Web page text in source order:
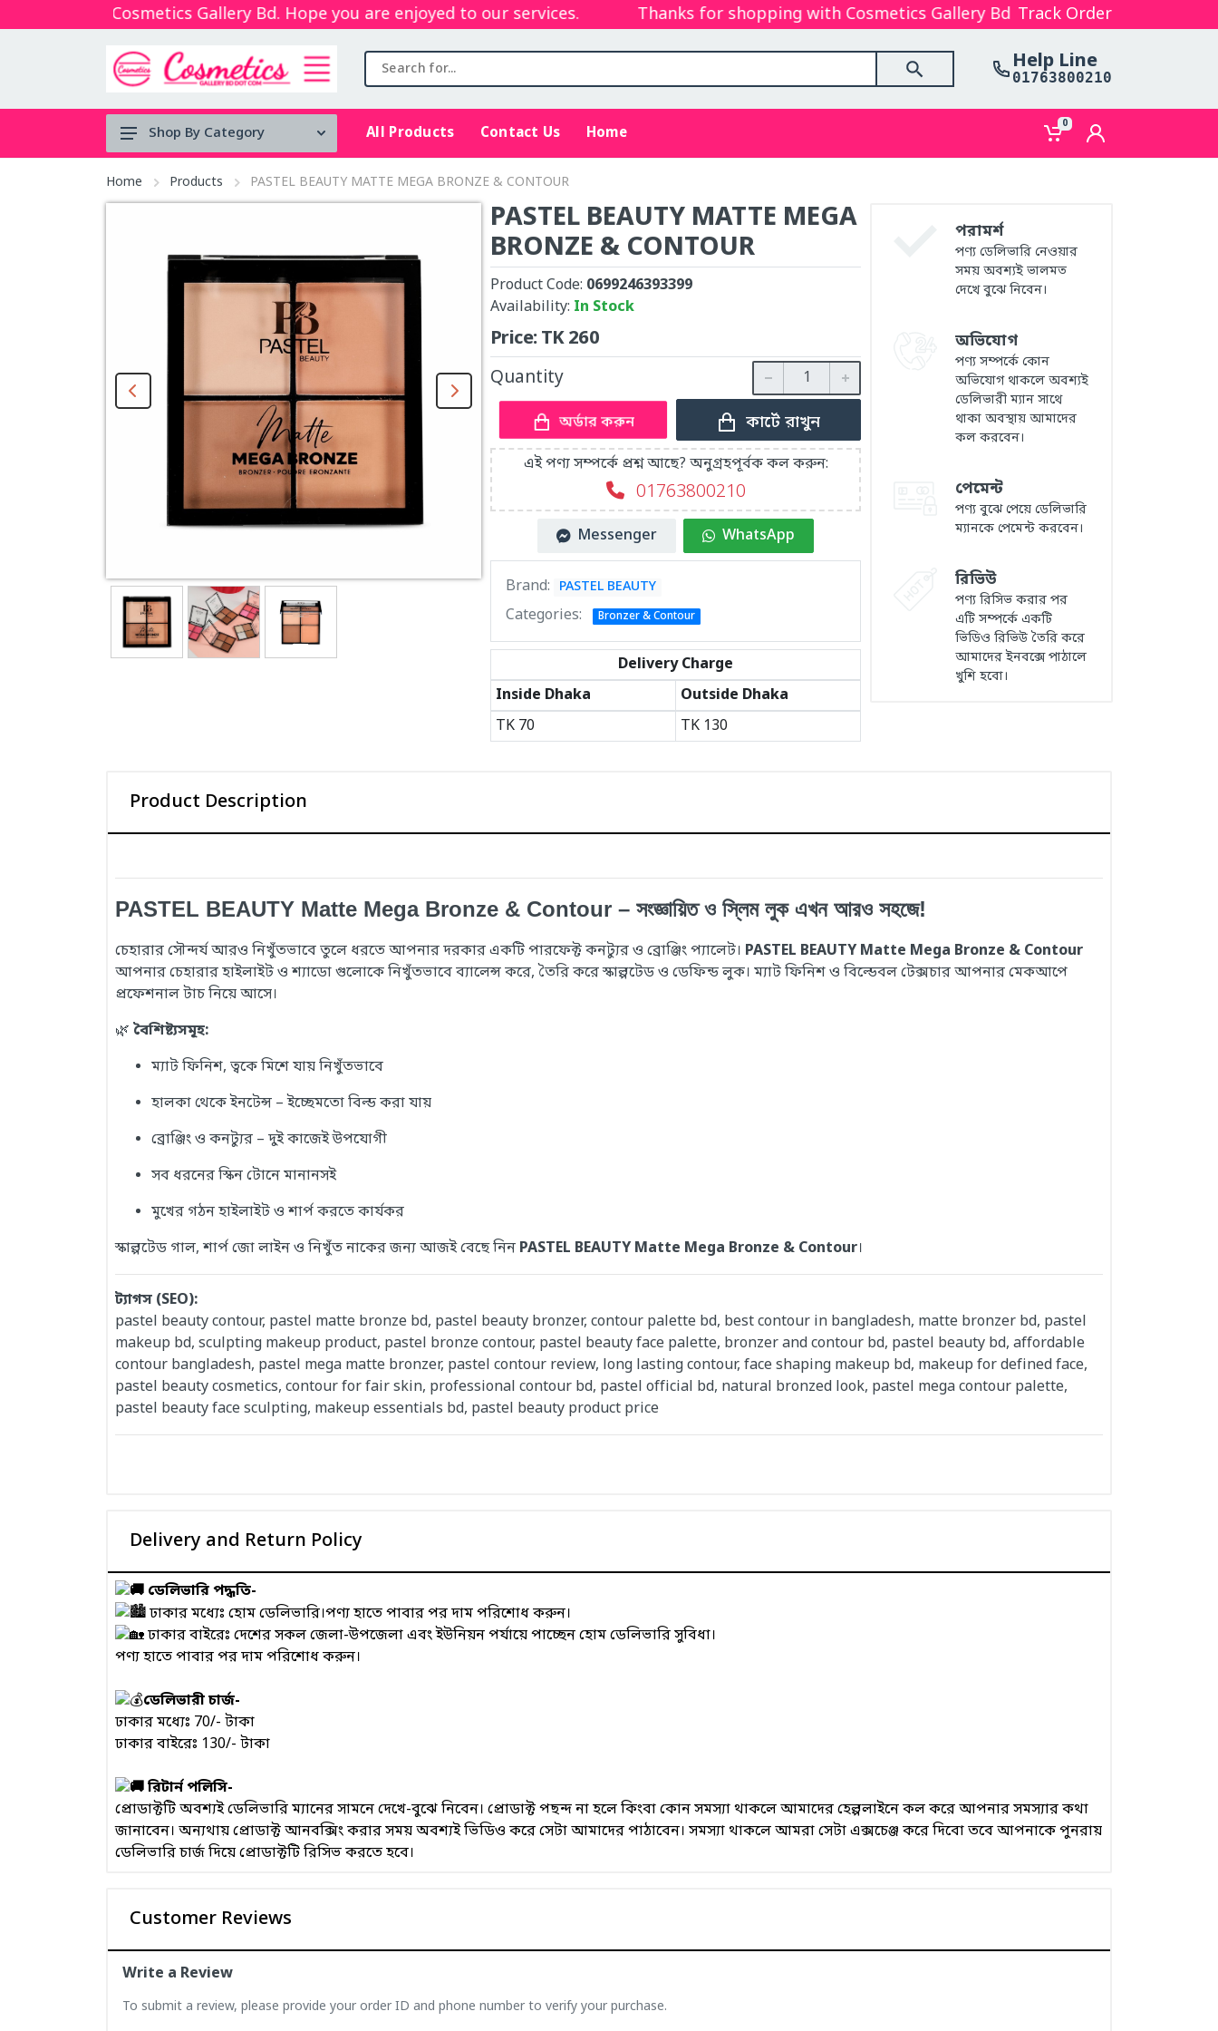
with Cosmetics Gallery Bd. Hope you are enjoyed to our services. Thanks for shopping with Cosmetics Gallery Bd. Hope you are enjoyed to
Track Order
Help Line
01763800210
Face serum
Micellar
stock clearance
Lip & Cheek Mud
View All Categories
Shop By Category All Products Contact Us Home
0
Home Products PASTEL BEAUTY MATTE MEGA BRONZE & CONTOUR
PASTEL BEAUTY MATTE MEGA
BRONZE & CONTOUR
Product Code: 0699246393399
Availability: In Stock
Price:TK260
Quantity
অর্ডার করুন কার্টে রাখুন
এই পণ্য সম্পর্কে প্রশ্ন আছে? অনুগ্রহপূর্বক কল করুন:
01763800210
Messenger WhatsApp
Brand: PASTEL BEAUTY
Categories: Bronzer & Contour
Delivery Charge
Inside Dhaka
Outside Dhaka
TK 70 TK 130
পরামর্শ
পণ্য ডেলিভারি নেওয়ার
সময় অবশ্যই ভালমত
দেখে বুঝে নিবেন।
অভিযোগ
পণ্য সম্পর্কে কোন
অভিযোগ থাকলে অবশ্যই
ডেলিভারী ম্যান সাথে
থাকা অবস্থায় আমাদের
কল করবেন।
পেমেন্ট
পণ্য বুঝে পেয়ে ডেলিভারি
ম্যানকে পেমেন্ট করবেন।
রিভিউ
পণ্য রিসিভ করার পর
এটি সম্পর্কে একটি
ভিডিও রিভিউ তৈরি করে
আমাদের ইনবক্সে পাঠালে
খুশি হবো।
Product Description
PASTEL BEAUTY Matte Mega Bronze & Contour – সংজ্ঞায়িত ও স্লিম লুক এখন আরও সহজে!
চেহারার সৌন্দর্য আরও নিখুঁতভাবে তুলে ধরতে আপনার দরকার একটি পারফেক্ট কনট্যুর ও ব্রোঞ্জিং প্যালেট। PASTEL BEAUTY Matte Mega Bronze & Contour
আপনার চেহারার হাইলাইট ও শ্যাডো গুলোকে নিখুঁতভাবে ব্যালেন্স করে, তৈরি করে স্কাল্পটেড ও ডেফিন্ড লুক। ম্যাট ফিনিশ ও বিল্ডেবল টেক্সচার আপনার মেকআপে
প্রফেশনাল টাচ নিয়ে আসে।
🌿 বৈশিষ্ট্যসমূহ:
ম্যাট ফিনিশ, ত্বকে মিশে যায় নিখুঁতভাবে
হালকা থেকে ইনটেন্স – ইচ্ছেমতো বিল্ড করা যায়
ব্রোঞ্জিং ও কনট্যুর – দুই কাজেই উপযোগী
সব ধরনের স্কিন টোনে মানানসই
মুখের গঠন হাইলাইট ও শার্প করতে কার্যকর
স্কাল্পটেড গাল, শার্প জো লাইন ও নিখুঁত নাকের জন্য আজই বেছে নিন PASTEL BEAUTY Matte Mega Bronze & Contour।
ট্যাগস (SEO):
pastel beauty contour, pastel matte bronze bd, pastel beauty bronzer, contour palette bd, best contour in bangladesh, matte bronzer bd, pastel
makeup bd, sculpting makeup product, pastel bronze contour, pastel beauty face palette, bronzer and contour bd, pastel beauty bd, affordable
contour bangladesh, pastel mega matte bronzer, pastel contour review, long lasting contour, face shaping makeup bd, makeup for defined face,
pastel beauty cosmetics, contour for fair skin, professional contour bd, pastel official bd, natural bronzed look, pastel mega contour palette,
pastel beauty face sculpting, makeup essentials bd, pastel beauty product price
Delivery and Return Policy
ডেলিভারি পদ্ধতি-
ঢাকার মধ্যেঃ হোম ডেলিভারি।পণ্য হাতে পাবার পর দাম পরিশোধ করুন।
ঢাকার বাইরেঃ দেশের সকল জেলা-উপজেলা এবং ইউনিয়ন পর্যায়ে পাচ্ছেন হোম ডেলিভারি সুবিধা।
পণ্য হাতে পাবার পর দাম পরিশোধ করুন।
ডেলিভারী চার্জ-
ঢাকার মধ্যেঃ 70/- টাকা
ঢাকার বাইরেঃ 130/- টাকা
রিটার্ন পলিসি-
প্রোডাক্টটি অবশ্যই ডেলিভারি ম্যানের সামনে দেখে-বুঝে নিবেন। প্রোডাক্ট পছন্দ না হলে কিংবা কোন সমস্যা থাকলে আমাদের হেল্পলাইনে কল করে আপনার সমস্যার কথা
জানাবেন। অন্যথায় প্রোডাক্ট আনবক্সিং করার সময় অবশ্যই ভিডিও করে সেটা আমাদের পাঠাবেন। সমস্যা থাকলে আমরা সেটা এক্সচেঞ্জ করে দিবো তবে আপনাকে পুনরায়
ডেলিভারি চার্জ দিয়ে প্রোডাক্টটি রিসিভ করতে হবে।
Customer Reviews
Write a Review
To submit a review, please provide your order ID and phone number to verify your purchase.